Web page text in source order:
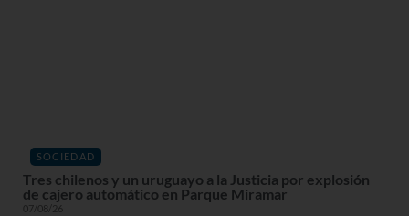
SOCIEDAD
Tres chilenos y un uruguayo a la Justicia por explosión
de cajero automático en Parque Miramar
07/08/26